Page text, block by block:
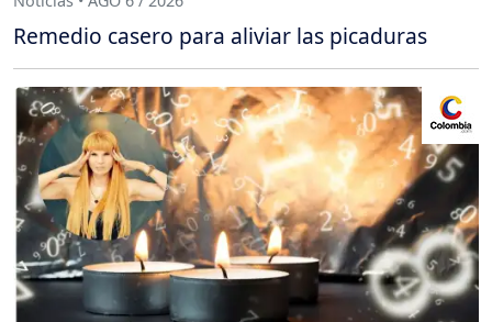
Remedio casero para aliviar las picaduras